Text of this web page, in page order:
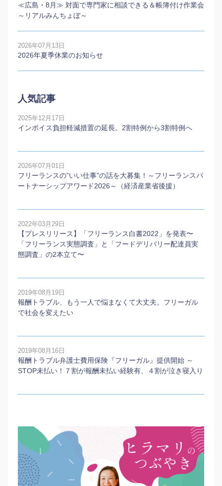
≪広島・8月≫ 対面で専門家に相談できる＆帳簿付け作業会
～リアルみんちょぼ～
2026年07月13日
2026年夏季休業のお知らせ
人気記事
2025年12月17日
インボイス負担軽減措置の延長。2割特例から3割特例へ
2026年07月01日
フリーランスの”いい仕事”の話を大募集！～フリーランスパ
ートナーシップアワード2026～（経済産業省後援）
2022年03月29日
【プレスリリース】「フリーランス白書2022」を発表〜
「フリーランス実態調査」と「フードデリバリー配達員実
態調査」の2本⽴て〜
2019年08月19日
報酬トラブル、もう一人で悩まなくて大丈夫。フリーガル
で社会を変えたい
2019年08月16日
報酬トラブル弁護士費用保険『フリーガル』提供開始 ～
STOP未払い！７割が報酬未払い経験有、４割が泣き寝入り